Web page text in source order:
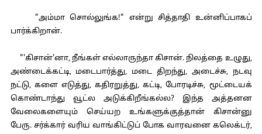
"அம்மா சொல்லுங்க!" என்று சித்தாதி உன்னிப்பாகப்
பார்க்கிறான்.
"'கிசான்'னா, நீங்கள் எல்லாருந்தா கிசான். நிலத்தை உழுது,
அண்டைக்கட்டி, மடைபார்த்து, மடை திறந்து, அடைச்சு, நடவு
நட்டு, களை எடுத்து, கதிரறுத்து, கட்டி, போரடிச்சு, மூட்டையக்
கொண்டாந்து வூட்ல அடுக்கிறீங்கல்ல? இந்த அத்தனன
வேலைகளையும் செய்யற உங்களுக்குத்தான் கிசான்னு
பேரு. சர்க்கார் வரிய வாங்கிட்டுப் போக வாரவனை கலெக்டர்,